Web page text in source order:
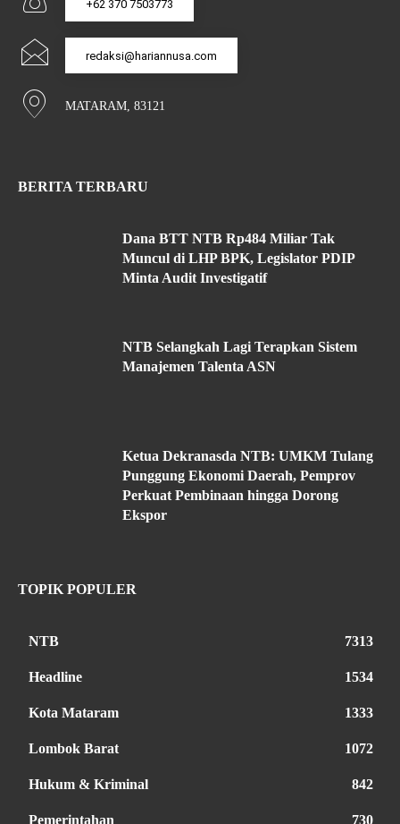
+62 370 7503773
redaksi@hariannusa.com
MATARAM, 83121
BERITA TERBARU
Dana BTT NTB Rp484 Miliar Tak
Muncul di LHP BPK, Legislator PDIP
Minta Audit Investigatif
NTB Selangkah Lagi Terapkan Sistem
Manajemen Talenta ASN
Ketua Dekranasda NTB: UMKM Tulang
Punggung Ekonomi Daerah, Pemprov
Perkuat Pembinaan hingga Dorong
Ekspor
TOPIK POPULER
NTB 7313
Headline 1534
Kota Mataram 1333
Lombok Barat 1072
Hukum & Kriminal 842
Pemerintahan 730